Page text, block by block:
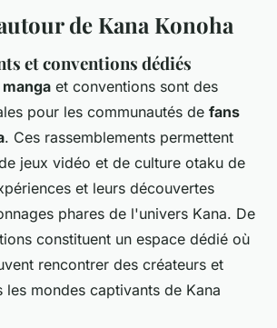
de Kana Konoha
et conventions dédiés
manga et conventions sont des
pour les communautés de fans
. Ces rassemblements permettent
jeux vidéo et de culture otaku de
et leurs découvertes
phares de l'univers Kana. De
constituent un espace dédié où
rencontrer des créateurs et
les mondes captivants de Kana